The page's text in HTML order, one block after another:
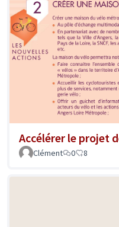
Accélérer le projet
Clément
0 8